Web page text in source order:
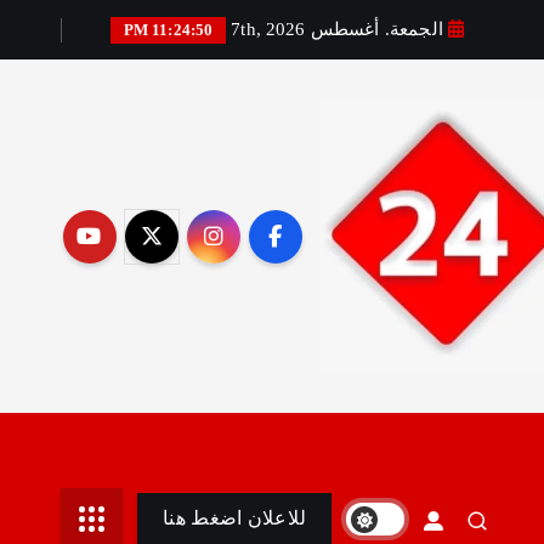
الجمعة. أغسطس 7th, 2026 11:24:51 PM
أمين
للاعلان اضغط هنا